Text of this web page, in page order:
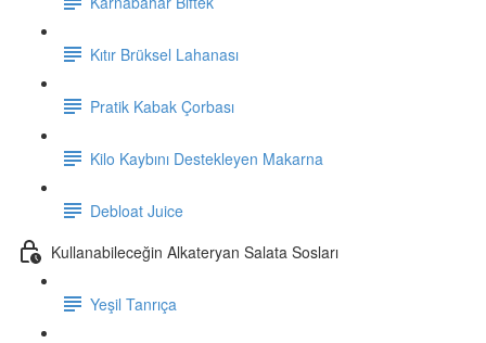
Kıtır Brüksel Lahanası
Pratik Kabak Çorbası
Kilo Kaybını Destekleyen Makarna
Debloat Juice
Kullanabileceğin Alkateryan Salata Sosları
Yeşil Tanrıça